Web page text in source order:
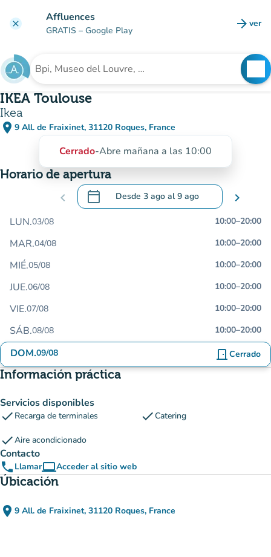
clear Affluences
GRATIS – Google Play arrow_forward ver
Buscar un establecimiento
IKEA Toulouse
Ikea
place 9 All. de Fraixinet, 31120 Roques, France
(abrir en Google Maps)
(nueva pestaña)
Cerrado-Abre mañana a las 10:00
Horario de apertura
chevron_left calendar_today Desde 3 ago al9 ago
.Abra el calendario para cambiar las
chevron_right
LUN.03/08 10:00–20:00
MAR.04/08 10:00–20:00
MIÉ.05/08 10:00–20:00
JUE.06/08 10:00–20:00
VIE.07/08 10:00–20:00
SÁB.08/08 10:00–20:00
DOM.09/08 door_front Cerrado
Información práctica
Servicios disponibles
check Recarga de terminales checkCatering
checkAire acondicionado
Contacto
phone LlamarcomputerAcceder al sitio web
(nueva pestaña)
Úbicación
place 9 All. de Fraixinet, 31120 Roques, France
(abrir en Google Maps)
(nueva pestaña)